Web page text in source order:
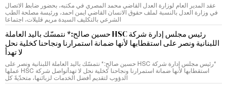
عقد المدير العام لوزارة العدل القاضي محمد المصري في مكتبه، بحضور ضابط الاتصال
في وزارة العدل بالنسبة لملف حقوق الانسان القاضي ايمن احمد، ورئيسة مصلحة الطب
الشرعي بالتكليف السيدة مريم قليلات، اجتماعا
رئيس مجلس إدارة شركة HSC حسين صالح:* نتمسّك باليد العاملة
اللبنانية ونصر على استقطابها لأنها ضمانة استمرارنا ونجاحنا كخلية نحل
لا تهدأ
*رئيس مجلس إدارة شركة HSC حسين صالح:* نتمسّك باليد العاملة اللبنانية ونصر على
استقطابها لأنها ضمانة استمرارنا ونجاحنا كخلية نحل لا تهدأتواصل شركة HSC عملها
الدؤوب لتقديم أفضل الخدمات لزبائنها، متحدّيةً كل